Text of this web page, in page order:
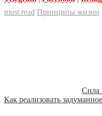
must read Принципы жизни
Сила
Как реализовать задуманное